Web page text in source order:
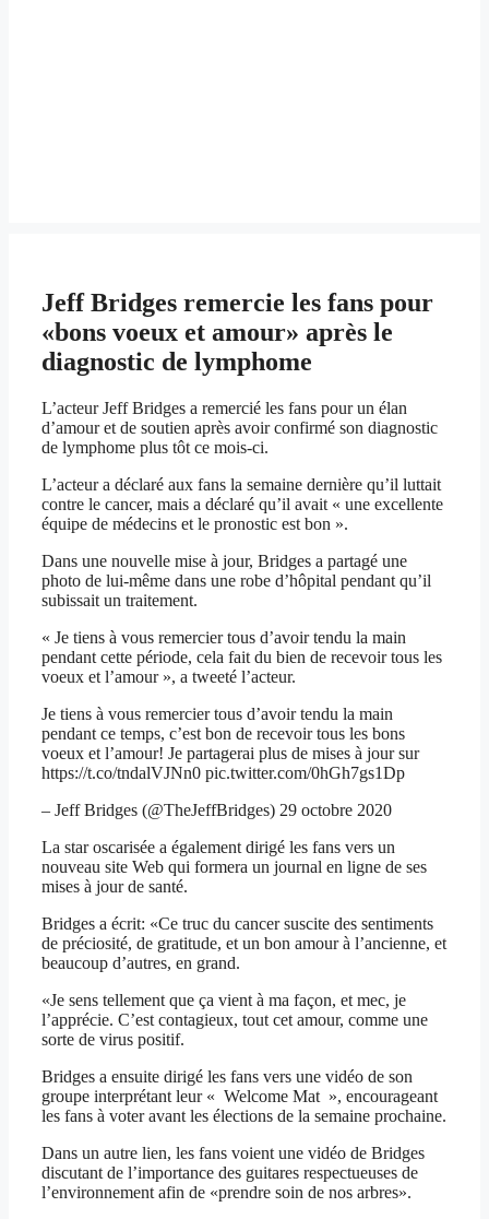
Jeff Bridges remercie les fans pour
«bons voeux et amour» après le
diagnostic de lymphome
L’acteur Jeff Bridges a remercié les fans pour un élan
d’amour et de soutien après avoir confirmé son diagnostic
de lymphome plus tôt ce mois-ci.
L’acteur a déclaré aux fans la semaine dernière qu’il luttait
contre le cancer, mais a déclaré qu’il avait « une excellente
équipe de médecins et le pronostic est bon ».
Dans une nouvelle mise à jour, Bridges a partagé une
photo de lui-même dans une robe d’hôpital pendant qu’il
subissait un traitement.
« Je tiens à vous remercier tous d’avoir tendu la main
pendant cette période, cela fait du bien de recevoir tous les
voeux et l’amour », a tweeté l’acteur.
Je tiens à vous remercier tous d’avoir tendu la main
pendant ce temps, c’est bon de recevoir tous les bons
voeux et l’amour! Je partagerai plus de mises à jour sur
https://t.co/tndalVJNn0 pic.twitter.com/0hGh7gs1Dp
– Jeff Bridges (@TheJeffBridges) 29 octobre 2020
La star oscarisée a également dirigé les fans vers un
nouveau site Web qui formera un journal en ligne de ses
mises à jour de santé.
Bridges a écrit: «Ce truc du cancer suscite des sentiments
de préciosité, de gratitude, et un bon amour à l’ancienne, et
beaucoup d’autres, en grand.
«Je sens tellement que ça vient à ma façon, et mec, je
l’apprécie. C’est contagieux, tout cet amour, comme une
sorte de virus positif.
Bridges a ensuite dirigé les fans vers une vidéo de son
groupe interprétant leur « Welcome Mat », encourageant
les fans à voter avant les élections de la semaine prochaine.
Dans un autre lien, les fans voient une vidéo de Bridges
discutant de l’importance des guitares respectueuses de
l’environnement afin de «prendre soin de nos arbres».